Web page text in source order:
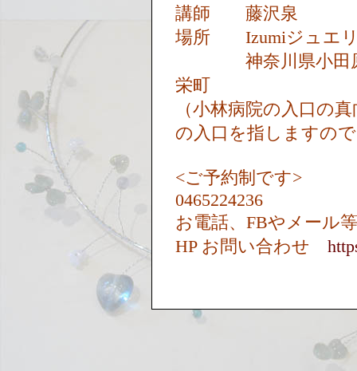
講師 藤沢泉
場所 Izumiジュエリ
神奈川県小田原市
栄町
（小林病院の入口の
の入口を指しますの
<ご予約制です>
0465224236
お電話、FBやメール
HP お問い合わせ